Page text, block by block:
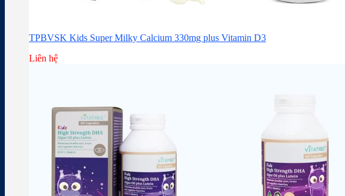
TPBVSK Kids Super Milky Calcium 330mg plus Vitamin D3
Liên hệ